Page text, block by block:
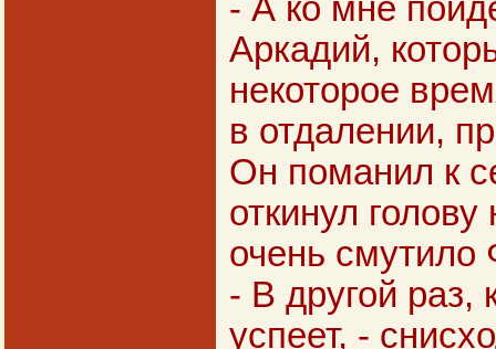
- А ко мне
Аркадий,
некоторое
в отдалении,
Он поманил к
откинул
очень смутило
- В другой раз,
успеет, -